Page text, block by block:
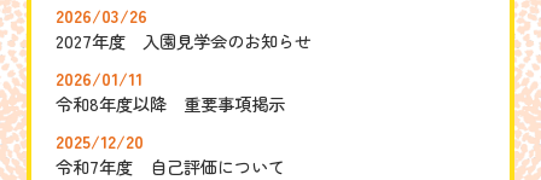
2026/03/26
2027年度 入園見学会のお知らせ
2026/01/11
令和8年度以降 重要事項掲示
2025/12/20
令和7年度 自己評価について